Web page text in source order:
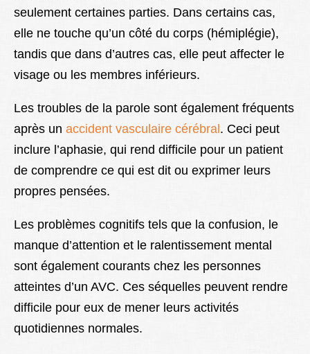
seulement certaines parties. Dans certains cas,
elle ne touche qu’un côté du corps (hémiplégie),
tandis que dans d’autres cas, elle peut affecter le
visage ou les membres inférieurs.
Les troubles de la parole sont également fréquents
après un accident vasculaire cérébral . Ceci peut
inclure l’aphasie, qui rend difficile pour un patient
de comprendre ce qui est dit ou exprimer leurs
propres pensées.
Les problèmes cognitifs tels que la confusion, le
manque d’attention et le ralentissement mental
sont également courants chez les personnes
atteintes d’un AVC. Ces séquelles peuvent rendre
difficile pour eux de mener leurs activités
quotidiennes normales.